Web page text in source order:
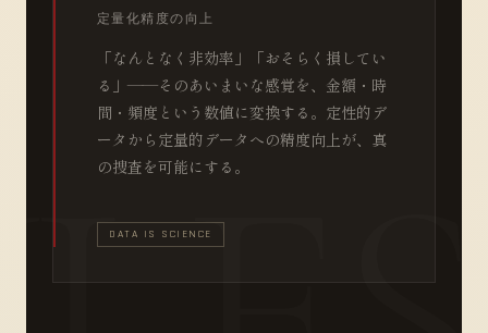
定量化精度の向上
「なんとなく非効率」「おそらく損してい
る」――そのあいまいな感覚を、金額・時
間・頻度という数値に変換する。定性的デ
ータから定量的データへの精度向上が、真
の捜査を可能にする。
DATA IS SCIENCE